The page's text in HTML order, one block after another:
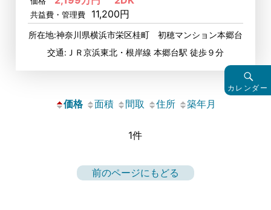
共益費・管理費 11,200円
所在地:神奈川県横浜市栄区桂町 初穂マンション本郷台
交通:ＪＲ京浜東北・根岸線 本郷台駅 徒歩９分
価格 面積 間取 住所 築年月
1件
前のページにもどる
カレンダー